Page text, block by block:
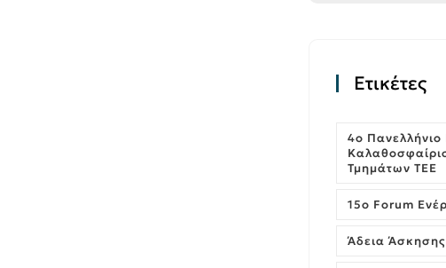
Ετικέτες
4ο
Τμημάτων ΤΕΕ
15ο Forum
Άδεια